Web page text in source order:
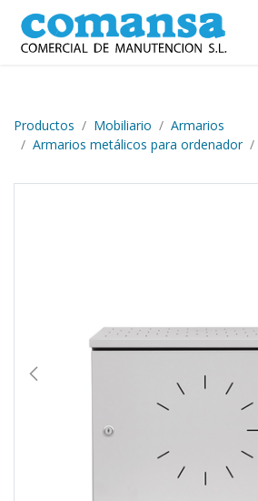
Ir al contenido
Productos Mobiliario
Armarios
Armarios metálicos para ordenador